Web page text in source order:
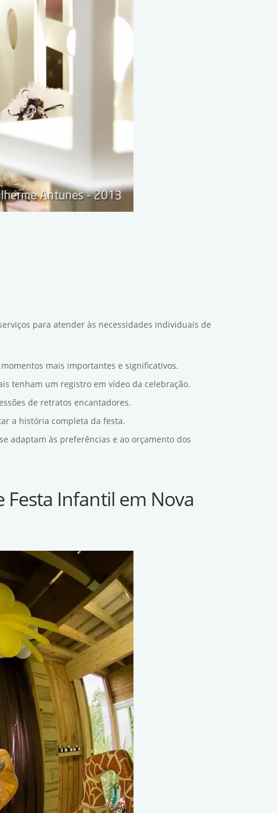
para atender às necessidades individuais de
mais importantes e significativos.
tenham um registro em vídeo da celebração.
de retratos encantadores.
a história completa da festa.
adaptam às preferências e ao orçamento dos
Festa Infantil em Nova